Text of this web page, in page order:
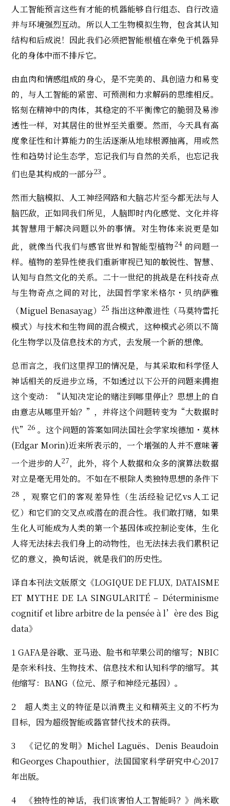
人工智能预言这些有才能的机器能够自行组态、自行改造
并与环境强烈互动。所以人工生物模拟生物，包含其认知
结构和后成说！因此我们必须把智能根植在幸免于机器异
化的身体中而不排斥它。
由血肉和情感组成的身心，是不完美的、具创造力和易变
的，与人工智能的紧密、可预测和力求解码的思维相反。
铭刻在精神中的肉体，其稳定的不平衡像它的脆弱及易渗
透性一样，对其居住的世界至关重要。然而，今天具有高
度象征性和计算能力的生活逐渐从地球根源抽离，用或然
性和趋势讨论生态学，忘记我们与自然的关系，也忘记我
们也是其构成的一部分23 。
然而大脑模拟、人工神经网路和大脑芯片至今都无法与人
脑匹敌，正如同我们所见，人脑即时内化感觉、文化并将
其智慧用于解决问题以外的事情。对生物体来说更是如
此，就像当代我们与感官世界和智能型植物24的问题一
样。植物的差异性使我们重新审视已知的敏锐性、智慧、
认知与自然文化的关系。二十一世纪的挑战是在科技奇点
与生物奇点之间的对比，法国哲学家米格尔・贝纳萨雅
（Miguel Benasayag） 25 指出这种激进性（马莫特雷托
模式）与技术和生物间的混合模式，这种模式必须以不简
化生物学以及信息技术的方式，去发展一个新的想像。
总而言之，我们这里捍卫的情况是，与其采取和科学怪人
神话相关的反进步立场，不如透过以下公开的问题来拥抱
这个变动：“认知决定论的赌注到哪里停止？思想上的自
由意志从哪里开始？”，并将这个问题转变为“大数据时
代” 26 。这个问题的答案如同法国社会学家埃德加・莫林
(Edgar Morin)近来所表示的，一个增强的人并不意味著
一个进步的人27，此外，将个人数据和众多的演算法数据
对立是毫无用处的。不如在不根除人类独特思想的条件下
28 ，观察它们的客观差异性（生活经验记忆vs人工记
忆）和它们的交叉点或潜在的混合性。我们敢打赌，如果
生化人可能成为人类的第一个基因体或控制论变体，生化
人将无法抹去我们身上的动物性，也无法抹去我们累积记
忆的意义，换句话说，就是我们的历史性。
译自本刊法文版原文《LOGIQUE DE FLUX, DATAISME
ET MYTHE DE LA SINGULARITÉ – Déterminisme
cognitif et libre arbitre de la pensée à l’ère des Big
data》
1 GAFA是谷歌、亚马逊、脸书和苹果公司的缩写；NBIC
是奈米科技、生物技术、信息技术和认知科学的缩写。其
他缩写：BANG（位元、原子和神经元基因）。
2 超人类主义的特征是以消费主义和精英主义的不朽为
目标，因为超级智能或器官替代技术的获得。
3 《记忆的发明》Michel Laguës、Denis Beaudoin
和Georges Chapouthier，法国国家科学研究中心2017
年出版。
4 《独特性的神话，我们该害怕人工智能吗？》尚米歇